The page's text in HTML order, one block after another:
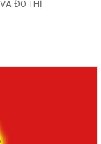
ĐÔ THỊ